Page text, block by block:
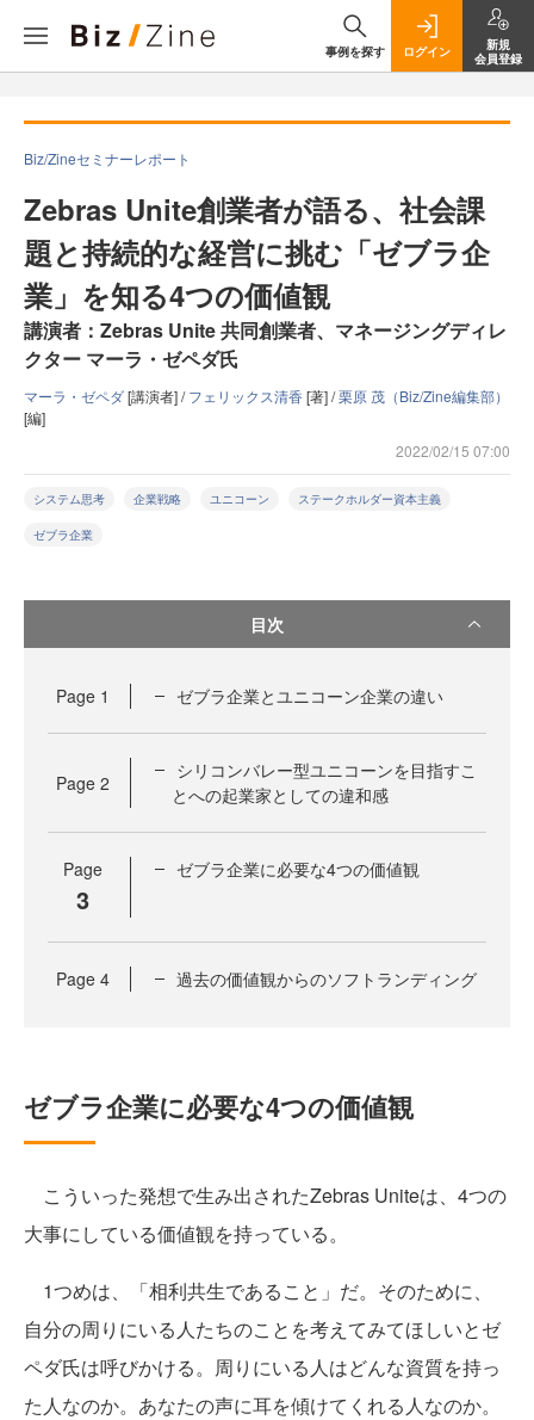
事例を探す ログイン
新規
会員登録
Biz/Zineセミナーレポート
Zebras Unite創業者が語る、社会課
題と持続的な経営に挑む「ゼブラ企
業」を知る4つの価値観
講演者：Zebras Unite 共同創業者、マネージングディレ
クター マーラ・ゼペダ氏
マーラ・ゼペダ[講演者] /フェリックス清香[著] /栗原 茂（Biz/Zine編集部）
[編]
2022/02/15 07:00
システム思考 企業戦略 ユニコーン ステークホルダー資本主義
ゼブラ企業
目次
Page 1 ゼブラ企業とユニコーン企業の違い
Page 2
シリコンバレー型ユニコーンを目指すこ
とへの起業家としての違和感
Page
3
ゼブラ企業に必要な4つの価値観
Page 4 過去の価値観からのソフトランディング
ゼブラ企業に必要な4つの価値観
こういった発想で生み出されたZebras Uniteは、4つの
大事にしている価値観を持っている。
1つめは、「相利共生であること」だ。そのために、
自分の周りにいる人たちのことを考えてみてほしいとゼ
ペダ氏は呼びかける。周りにいる人はどんな資質を持っ
た人なのか。あなたの声に耳を傾けてくれる人なのか。